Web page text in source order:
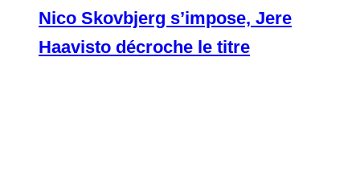
Nico Skovbjerg s’impose, Jere
Haavisto décroche le titre